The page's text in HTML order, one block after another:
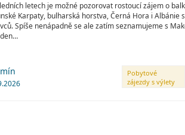
letech je možné pozorovat rostoucí zájem o
Karpaty, bulharská horstva, Černá Hora i Albánie
Spíše nenápadně se ale zatím seznamujeme s
Pobytové
zájezdy s výlety